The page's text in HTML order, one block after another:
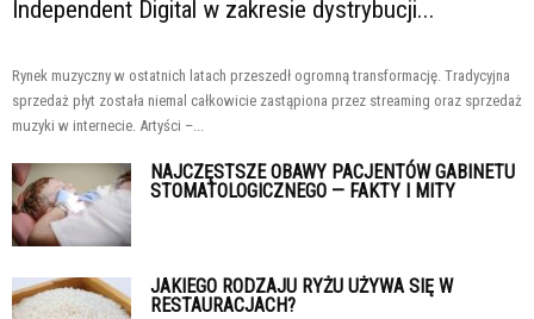
Independent Digital w zakresie dystrybucji...
Rynek muzyczny w ostatnich latach przeszedł ogromną transformację. Tradycyjna
sprzedaż płyt została niemal całkowicie zastąpiona przez streaming oraz sprzedaż
muzyki w internecie. Artyści –...
NAJCZĘSTSZE OBAWY PACJENTÓW GABINETU
STOMATOLOGICZNEGO — FAKTY I MITY
JAKIEGO RODZAJU RYŻU UŻYWA SIĘ W
RESTAURACJACH?